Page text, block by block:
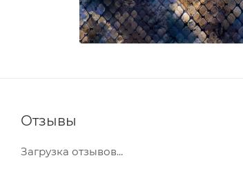
Отзывы
Загрузка отзывов...